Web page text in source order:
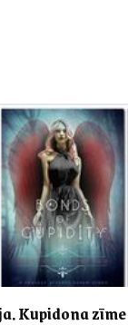
Kupidona zīme